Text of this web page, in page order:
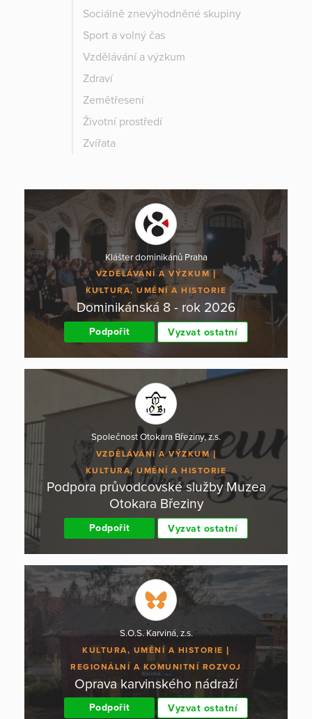
Sociálně znevýhodněné skupiny
Sport a volný čas
Vzdělávání a výzkum
Zdraví
Zemětřesení
Životní prostředí
Zvířata
Klášter dominikánů Praha
VZDĚLÁVÁNÍ A VÝZKUM
KULTURA, UMĚNÍ A HISTORIE
Dominikánská 8 - rok 2026
Podpořit Vyzvat ostatní
Společnost Otokara Březiny, z.s.
VZDĚLÁVÁNÍ A VÝZKUM
KULTURA, UMĚNÍ A HISTORIE
Podpora průvodcovské služby Muzea
Otokara Březiny
Podpořit Vyzvat ostatní
S.O.S. Karviná, z.s.
KULTURA, UMĚNÍ A HISTORIE
REGIONÁLNÍ A KOMUNITNÍ ROZVOJ
Oprava karvinského nádraží
Podpořit Vyzvat ostatní